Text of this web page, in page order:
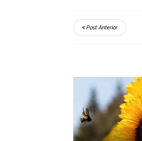
Post Anterior